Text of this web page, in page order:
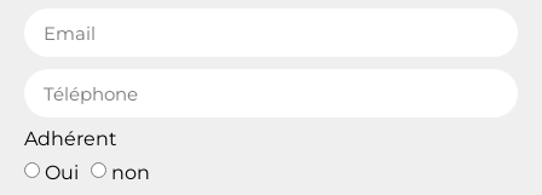
Adhérent
Oui
non